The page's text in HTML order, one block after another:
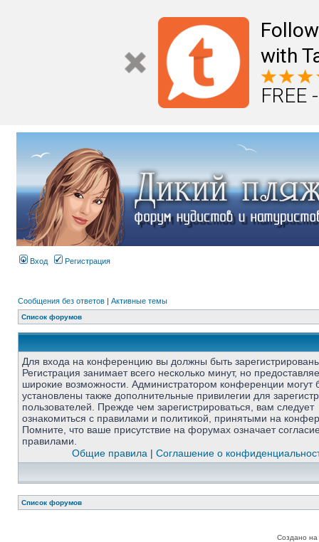
with
FREE
Вход Регистрация
Сообщения без ответов | Активные темы
Список форумов
Для входа на конференцию вы должны быть
Регистрация занимает всего несколько минут, но
широкие возможности. Администратором конференции могут
установлены также дополнительные привилегии для
пользователей. Прежде чем зарегистрироваться, вам следует
ознакомиться с правилами и политикой, принятыми на
Помните, что ваше присутствие на форумах означает
правилами.
Общие правила | Соглашение о
Список форумов
Создано